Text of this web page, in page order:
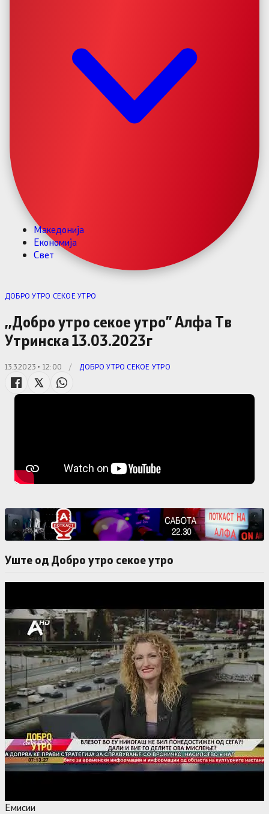
Македонија
Економија
Свет
ДОБРО УТРО СЕКОЕ УТРО
,,Добро утро секое утро” Алфa Тв
Утринска 13.03.2023г
13.3.2023 • 12:00 / ДОБРО УТРО СЕКОЕ УТРО
Уште од Добро утро секое утро
Емисии